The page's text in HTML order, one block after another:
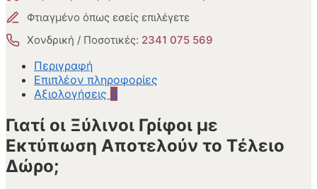
Φτιαγμένο όπως εσείς επιλέγετε
Χονδρική / Ποσοτικές: 2341 075 569
Περιγραφή
Επιπλέον πληροφορίες
Αξιολογήσεις 0
Γιατί οι Ξύλινοι Γρίφοι με
Εκτύπωση Αποτελούν το Τέλειο
Δώρο;